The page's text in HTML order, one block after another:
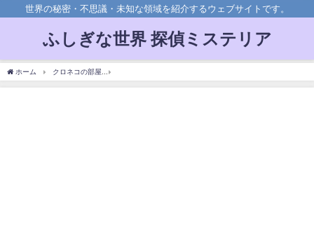
世界の秘密・不思議・未知な領域を紹介するウェブサイトです。
ふしぎな世界 探偵ミステリア
ホーム クロネコの部屋